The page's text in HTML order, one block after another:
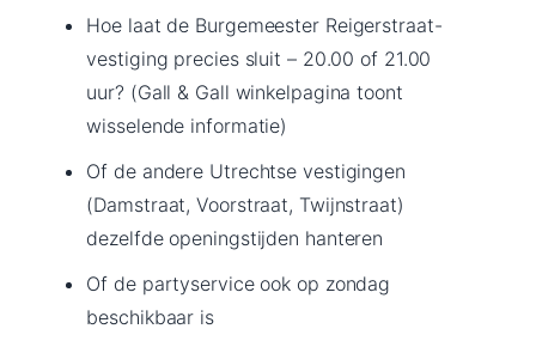
Hoe laat de Burgemeester Reigerstraat-
vestiging precies sluit – 20.00 of 21.00
uur? (Gall & Gall winkelpagina toont
wisselende informatie)
Of de andere Utrechtse vestigingen
(Damstraat, Voorstraat, Twijnstraat)
dezelfde openingstijden hanteren
Of de partyservice ook op zondag
beschikbaar is